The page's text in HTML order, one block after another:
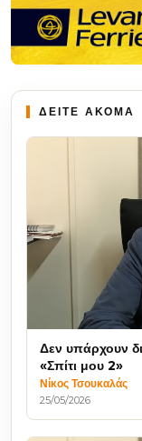
ΔΕΙΤΕ ΑΚΟΜΑ
Δεν υπάρχουν
«Σπίτι μου 2»
Νίκος Τσουκαλάς
25/05/2026